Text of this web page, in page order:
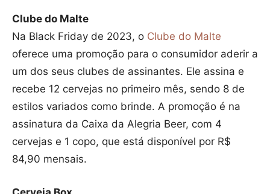
Clube do Malte
Na Black Friday de 2023, o Clube do Malte
oferece uma promoção para o consumidor aderir a
um dos seus clubes de assinantes. Ele assina e
recebe 12 cervejas no primeiro mês, sendo 8 de
estilos variados como brinde. A promoção é na
assinatura da Caixa da Alegria Beer, com 4
cervejas e 1 copo, que está disponível por R$
84,90 mensais.